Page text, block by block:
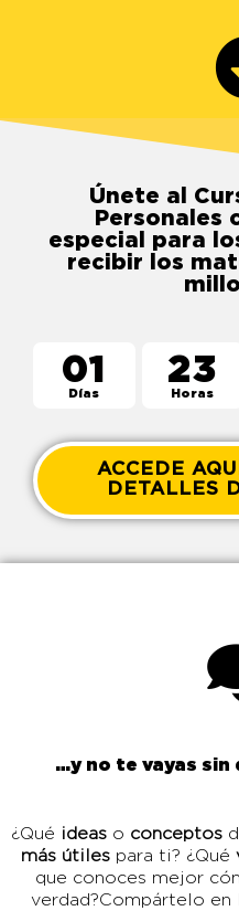
Únete al
Personales
especial para
recibir los
01
Días
23
Horas
ACCEDE
DETALLES
…y no te vayas sin
¿Qué ideas o conceptos
más útiles para ti? ¿Qué
que conoces mejor
verdad?Compártelo en